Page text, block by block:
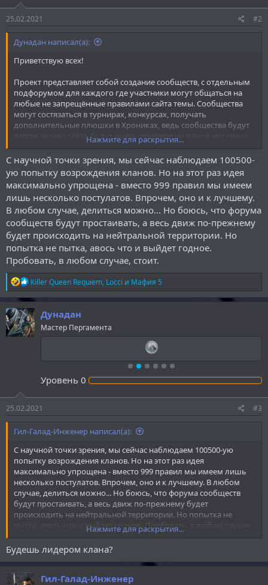
25.02.2021 #2
Дунадан написал(а):
Приветствую всех!
Проект представляет собой создание сообществ, с отдельным
подфорумом для каждого где участники могут общаться на
любые не запрещённые правилами сайта темы. Сообщества
могут состязаться в турнирах, конкурсах, получать
дополнительные плюшки в Хрониках, ведь сообщества будут
ядром актива сайта, будут иметь привелегии в виде магазина,
где могут за баллы, полученные на сайте, приобретать
дополнительные возможности.
За участие в турнирах, конкурсах, мафиях будут начисляться
баллы, а так же за победы на них. Особенно будут
вознаграждаться полезные действия для развитие сайта такие
как привлечение новых людей на него, дизайнерская
деятельность, организация мероприятий такие как мафия,
ролевая, Хроника, турнир, конкурс и пр.
Самое важное что никто не будет обязан делать что либо.
Лидер сообщества не может заставлять члена сообщества
делать что-то. Всё на добровольной основе. А так атмосферу в
сообществе лидеры устанавливают сами. Я могу выдавать
задания на сообщество, а вы его можете выполнять, если
захотите. Потом я оценю выполнение и будут зачислены
баллы. В конце каждого квартала будут подсчитываться баллы
и будут выдаваться знаки отличия сообществу-победителю.
Думаю для начала достаточно будет двух сообществ.
Нажмите для раскрытия...
С научной точки зрения, мы сейчас наблюдаем 100500-
ую попытку возрождения кланов. Но на этот раз идея
максимально упрощена - вместо 999 правил мы имеем
лишь несколько постулатов. Впрочем, оно и к лучшему.
В любом случае, делиться можно... Но боюсь, что форума
сообществ будут простаивать, а весь движ по-прежнему
будет происходить на нейтральной территории. Но
попытка не пытка, авось что и выйдет годное.
Пробовать, в любом случае, стоит.
Р
е
а
к
ц
и
и
Killer Queen Requiem, Locci и Мафия 5
Дунадан
Мастер Пергамента
Уровень 0
25.02.2021 #3
Гил-Галад-Инженер написал(а):
С научной точки зрения, мы сейчас наблюдаем 100500-ую
попытку возрождения кланов. Но на этот раз идея
максимально упрощена - вместо 999 правил мы имеем лишь
несколько постулатов. Впрочем, оно и к лучшему. В любом
случае, делиться можно... Но боюсь, что форума сообществ
будут простаивать, а весь движ по-прежнему будет
происходить на нейтральной территории. Но попытка не
пытка, авось что и выйдет годное. Пробовать, в любом случае,
Нажмите для раскрытия...
Будешь лидером клана?
Гил-Галад-Инженер